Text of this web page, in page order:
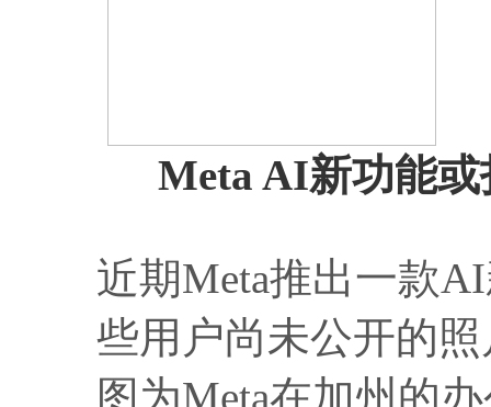
Meta AI新功能
近期Meta推出一款
些用户尚未公开的
图为Meta在加州的